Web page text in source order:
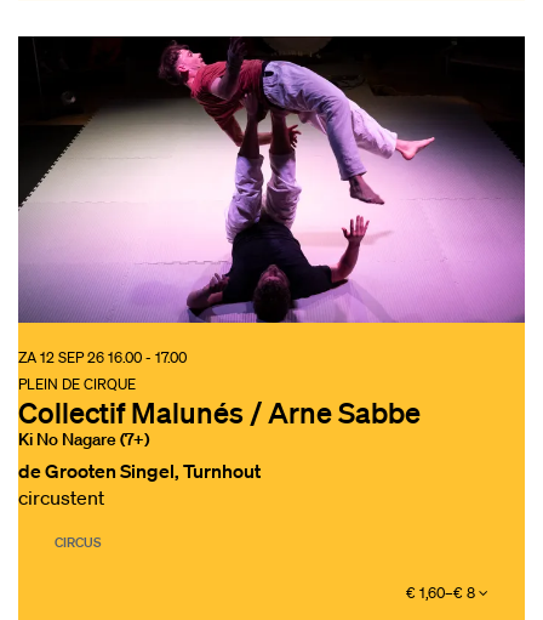
Collectif Malunés / Arne Sabbe
Ki No Nagare (7+)
PLEIN DE CIRQUE
ZA 12 SEP 2616.00 - 17.00
de Grooten Singel, Turnhout
circustent
CIRCUS
€ 1,60–€ 8